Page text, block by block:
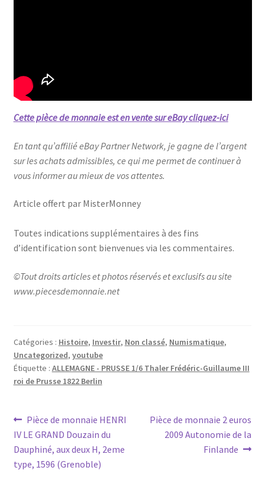
Cette pièce de monnaie est en vente sur eBay cliquez-ici
En tant qu’affilié eBay Partner Network, je gagne de l’argent
sur les achats admissibles, ce qui me permet de continuer à
vous informer au mieux de vos attentes.
Article offert par MisterMonney
Toutes indications supplémentaires à des fins
d’identification sont bienvenues via les commentaires.
©Tout droits articles et photos réservés et exclusifs au site
www.piecesdemonnaie.net
Catégories : Histoire, Investir, Non classé, Numismatique,
Uncategorized, youtube
Étiquette : ALLEMAGNE - PRUSSE 1/6 Thaler Frédéric-Guillaume III
roi de Prusse 1822 Berlin
Pièce de monnaie HENRI
IV LE GRAND Douzain du
Dauphiné, aux deux H, 2eme
type, 1596 (Grenoble)
Pièce de monnaie 2 euros
2009 Autonomie de la
Finlande